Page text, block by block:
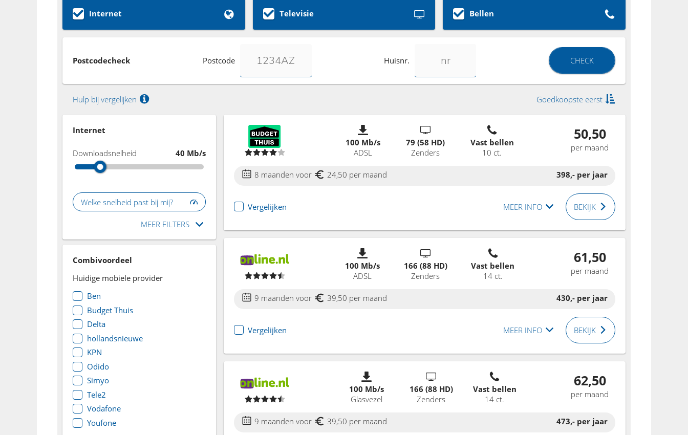
Internet Televisie Bellen
Postcodecheck Postcode Huisnr. CHECK
Hulp bij vergelijken Goedkoopste eerst
Internet
Downloadsnelheid 40 Mb/s
Welke snelheid past bij mij?
MEER FILTERS
Combivoordeel
Huidige mobiele provider
Ben
Budget Thuis
Delta
hollandsnieuwe
KPN
Odido
Simyo
Tele2
Vodafone
Youfone
100 Mb/s
ADSL
79 (58 HD)
Zenders
Vast bellen
10 ct.
50,50
per maand
8 maanden voor 24,50 per maand 398,- per jaar
Vergelijken MEER INFO BEKIJK
100 Mb/s
ADSL
166 (88 HD)
Zenders
Vast bellen
14 ct.
61,50
per maand
9 maanden voor 39,50 per maand 430,- per jaar
Vergelijken MEER INFO BEKIJK
100 Mb/s
Glasvezel
166 (88 HD)
Zenders
Vast bellen
14 ct.
62,50
per maand
9 maanden voor 39,50 per maand 473,- per jaar